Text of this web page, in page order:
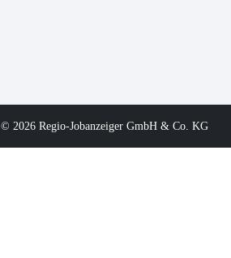
© 2026 Regio-Jobanzeiger GmbH & Co. KG